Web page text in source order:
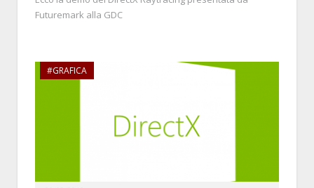
Futuremark alla GDC
#GRAFICA